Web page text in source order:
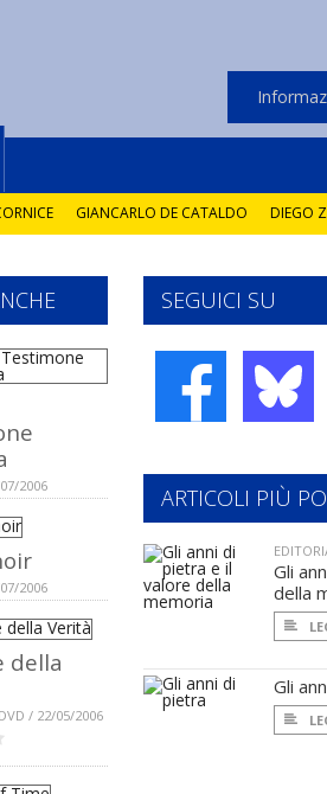
GIANCARLO DE CATALDO DIEGO
SEGUICI SU
2006
2006
della
/ 22/05/2006
ARTICOLI PIÙ
Gli
della
Gli